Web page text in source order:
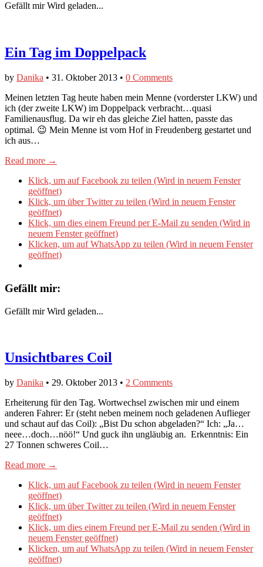
Gefällt mir Wird geladen...
Ein Tag im Doppelpack
by Danika • 31. Oktober 2013 • 0 Comments
Meinen letzten Tag heute haben mein Menne (vorderster LKW) und
ich (der zweite LKW) im Doppelpack verbracht…quasi
Familienausflug. Da wir eh das gleiche Ziel hatten, passte das
optimal. 😉 Mein Menne ist vom Hof in Freudenberg gestartet und
ich aus…
Read more →
Klick, um auf Facebook zu teilen (Wird in neuem Fenster
geöffnet)
Klick, um über Twitter zu teilen (Wird in neuem Fenster
geöffnet)
Klick, um dies einem Freund per E-Mail zu senden (Wird in
neuem Fenster geöffnet)
Klicken, um auf WhatsApp zu teilen (Wird in neuem Fenster
geöffnet)
Gefällt mir:
Gefällt mir Wird geladen...
Unsichtbares Coil
by Danika • 29. Oktober 2013 • 2 Comments
Erheiterung für den Tag. Wortwechsel zwischen mir und einem
anderen Fahrer: Er (steht neben meinem noch geladenen Auflieger
und schaut auf das Coil): „Bist Du schon abgeladen?“ Ich: „Ja…
neee…doch…nöö!“ Und guck ihn ungläubig an. Erkenntnis: Ein
27 Tonnen schweres Coil…
Read more →
Klick, um auf Facebook zu teilen (Wird in neuem Fenster
geöffnet)
Klick, um über Twitter zu teilen (Wird in neuem Fenster
geöffnet)
Klick, um dies einem Freund per E-Mail zu senden (Wird in
neuem Fenster geöffnet)
Klicken, um auf WhatsApp zu teilen (Wird in neuem Fenster
geöffnet)